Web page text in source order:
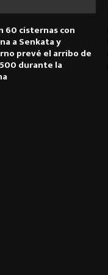
60 cisternas con
a Senkata y
prevé el arribo de
durante la